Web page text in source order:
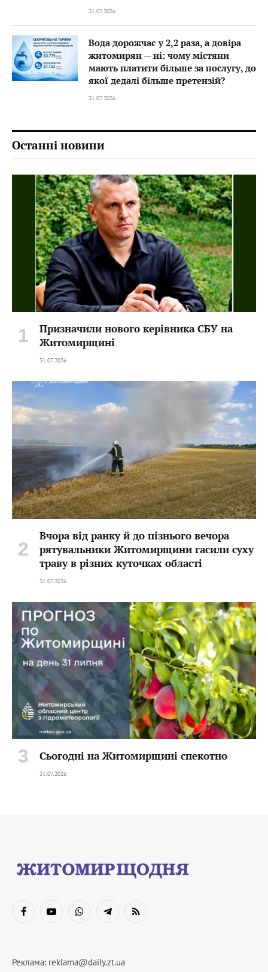
31.07.2026
Вода дорожчає у 2,2 раза, а довіра
житомирян — ні: чому містяни
мають платити більше за послугу, до
якої дедалі більше претензій?
31.07.2026
Останні новини
Призначили нового керівника СБУ на
Житомирщині
31.07.2026
Вчора від ранку й до пізнього вечора
рятувальники Житомирщини гасили суху
траву в різних куточках області
31.07.2026
Сьогодні на Житомирщині спекотно
31.07.2026
FacebookYouTubeWhatsAppTelegramRSS
Реклама: reklama@daily.zt.ua